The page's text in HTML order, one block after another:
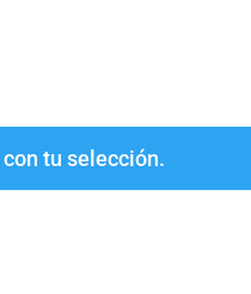
tu selección.